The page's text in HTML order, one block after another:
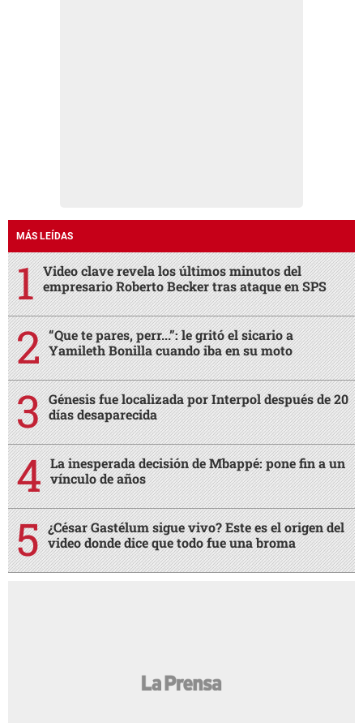
MÁS LEÍDAS
Video clave revela los últimos minutos del
empresario Roberto Becker tras ataque en SPS
“Que te pares, perr...”: le gritó el sicario a
Yamileth Bonilla cuando iba en su moto
Génesis fue localizada por Interpol después de 20
días desaparecida
La inesperada decisión de Mbappé: pone fin a un
vínculo de años
¿César Gastélum sigue vivo? Este es el origen del
video donde dice que todo fue una broma